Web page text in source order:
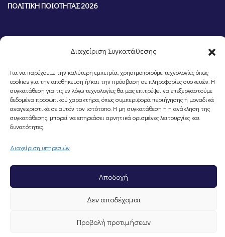
Διαχείριση Συγκατάθεσης
Για να παρέχουμε την καλύτερη εμπειρία, χρησιμοποιούμε τεχνολογίες όπως
cookies για την αποθήκευση ή/και την πρόσβαση σε πληροφορίες συσκευών. Η
συγκατάθεση για τις εν λόγω τεχνολογίες θα μας επιτρέψει να επεξεργαστούμε
δεδομένα προσωπικού χαρακτήρα, όπως συμπεριφορά περιήγησης ή μοναδικά
αναγνωριστικά σε αυτόν τον ιστότοπο. Η μη συγκατάθεση ή η ανάκληση της
συγκατάθεσης, μπορεί να επηρεάσει αρνητικά ορισμένες λειτουργίες και
δυνατότητες.
Διαχείριση υπηρεσιών
Αποδοχή
Δεν αποδέχομαι
Προβολή προτιμήσεων
ΠΟΛΙΤΙΚΗ ΠΟΙΟΤΗΤΑΣ 2026
©Portal Επιμελητηρίου Ημαθίας, Powered byKnowledge A.E.